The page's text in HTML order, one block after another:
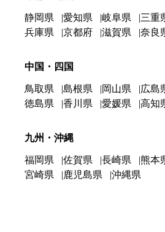
静岡県 愛知県 岐阜県 三重
兵庫県
京都府 滋賀県 奈良
中国・四国
鳥取県 島根県 岡山県 広島
徳島県
香川県 愛媛県 高知
九州・沖縄
福岡県 佐賀県 長崎県 熊本
宮崎県
鹿児島県 沖縄県